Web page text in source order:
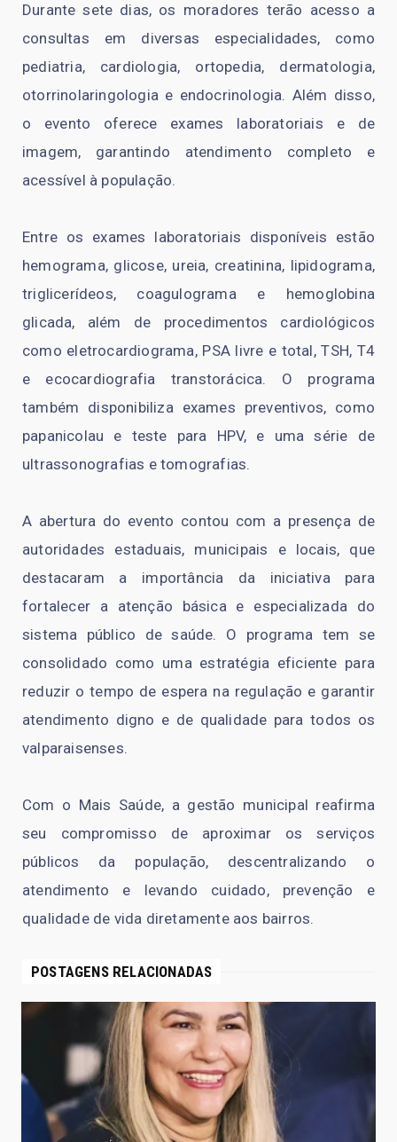
Durante sete dias, os moradores terão acesso a
consultas em diversas especialidades, como
pediatria, cardiologia, ortopedia, dermatologia,
otorrinolaringologia e endocrinologia. Além disso,
o evento oferece exames laboratoriais e de
imagem, garantindo atendimento completo e
acessível à população.
Entre os exames laboratoriais disponíveis estão
hemograma, glicose, ureia, creatinina, lipidograma,
triglicerídeos, coagulograma e hemoglobina
glicada, além de procedimentos cardiológicos
como eletrocardiograma, PSA livre e total, TSH, T4
e ecocardiografia transtorácica. O programa
também disponibiliza exames preventivos, como
papanicolau e teste para HPV, e uma série de
ultrassonografias e tomografias.
A abertura do evento contou com a presença de
autoridades estaduais, municipais e locais, que
destacaram a importância da iniciativa para
fortalecer a atenção básica e especializada do
sistema público de saúde. O programa tem se
consolidado como uma estratégia eficiente para
reduzir o tempo de espera na regulação e garantir
atendimento digno e de qualidade para todos os
valparaisenses.
Com o Mais Saúde, a gestão municipal reafirma
seu compromisso de aproximar os serviços
públicos da população, descentralizando o
atendimento e levando cuidado, prevenção e
qualidade de vida diretamente aos bairros.
POSTAGENS RELACIONADAS